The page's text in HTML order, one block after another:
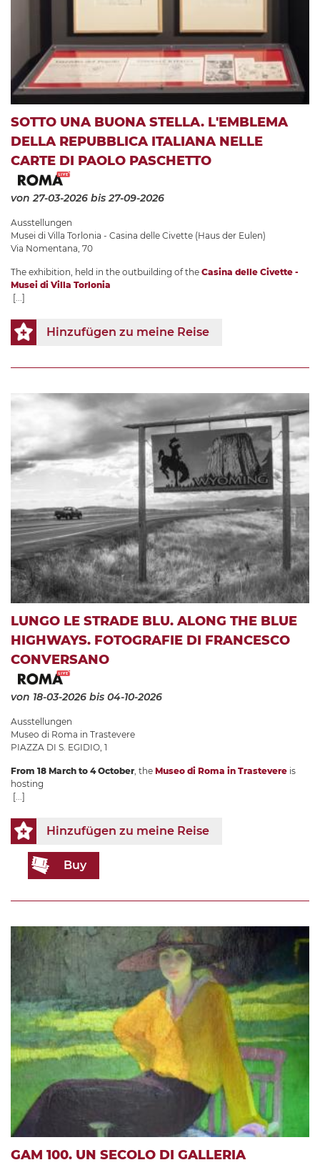
SOTTO UNA BUONA STELLA. L'EMBLEMA
DELLA REPUBBLICA ITALIANA NELLE
CARTE DI PAOLO PASCHETTO
von 27-03-2026 bis 27-09-2026
Ausstellungen
Musei di Villa Torlonia - Casina delle Civette (Haus der Eulen)
Via Nomentana, 70
The exhibition, held in the outbuilding of the Casina delle Civette -
Musei di Villa Torlonia
[...]
Hinzufügen zu meine Reise
LUNGO LE STRADE BLU. ALONG THE BLUE
HIGHWAYS. FOTOGRAFIE DI FRANCESCO
CONVERSANO
von 18-03-2026 bis 04-10-2026
Ausstellungen
Museo di Roma in Trastevere
PIAZZA DI S. EGIDIO, 1
From 18 March to 4 October , the Museo di Roma in Trastevere is
hosting
[...]
Hinzufügen zu meine Reise
Buy
GAM 100. UN SECOLO DI GALLERIA